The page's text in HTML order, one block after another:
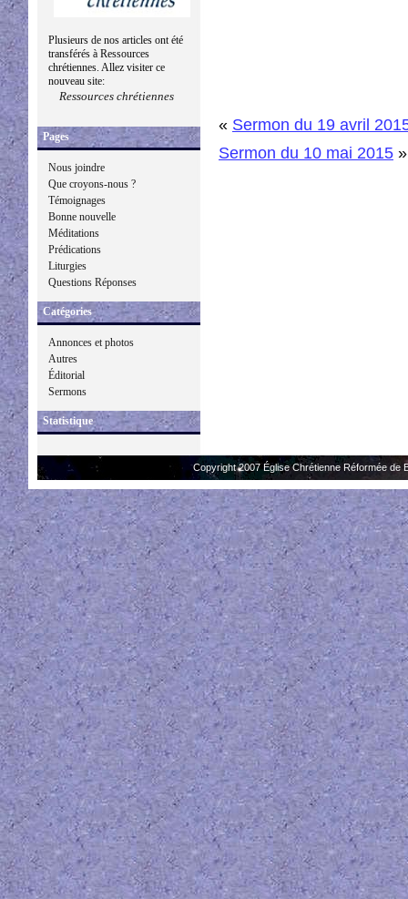
Plusieurs de nos articles ont été
transférés à Ressources
chrétiennes. Allez visiter ce
nouveau site:
Ressources chrétiennes
Pages
Nous joindre
Que croyons-nous ?
Témoignages
Bonne nouvelle
Méditations
Prédications
Liturgies
Questions Réponses
Catégories
Annonces et photos
Autres
Éditorial
Sermons
Statistique
« Sermon du 19 avril
Sermon du 10 mai 2015 »
Copyright 2007 Église Chrétienne Réformée de